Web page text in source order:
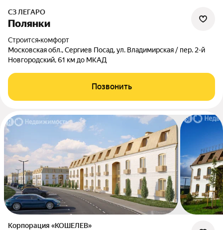
СЗ ЛЕГАРО
Полянки
Строится•комфорт
Московская обл., Сергиев Посад, ул. Владимирская / пер. 2-й
Новгородский, 61 км до МКАД
Позвонить
Корпорация «КОШЕЛЕВ»